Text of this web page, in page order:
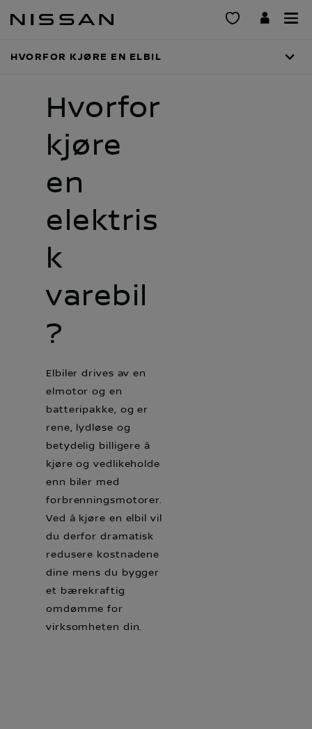
til
HVORFOR KJØRE EN ELBIL
Hvorfor
kjøre
en
elektris
k
varebil
?
Elbiler drives av en
elmotor og en
batteripakke, og er
rene, lydløse og
betydelig billigere å
kjøre og vedlikeholde
enn biler med
forbrenningsmotorer.
Ved å kjøre en elbil vil
du derfor dramatisk
redusere kostnadene
dine mens du bygger
et bærekraftig
omdømme for
virksomheten din.